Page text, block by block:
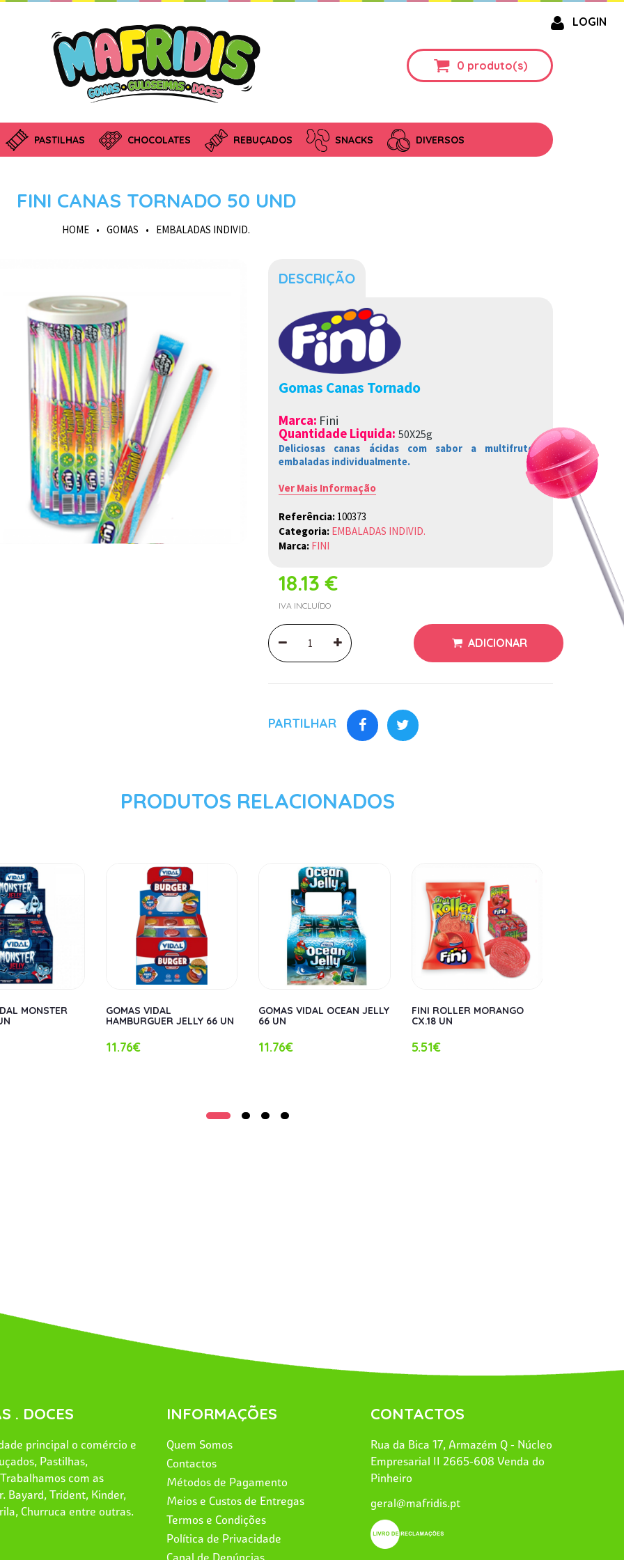
LOGIN
0 produto(s)
PASTILHAS CHOCOLATES REBUÇADOS SNACKS DIVERSOS
FINI CANAS TORNADO 50 UND
HOME • GOMAS • EMBALADAS INDIVID.
DESCRIÇÃO
Gomas Canas Tornado
Marca: Fini
Quantidade Liquida:50X25g
Deliciosas canas ácidas com sabor a multifrutos,
embaladas individualmente.
Ver Mais Informação
Referência: 100373
Categoria: EMBALADAS INDIVID.
Marca: FINI
18.13 €
IVA INCLUÍDO
ADICIONAR
PARTILHAR
PRODUTOS RELACIONADOS
MONSTER
GOMAS VIDAL
HAMBURGUER JELLY 66 UN
11.76€
GOMAS VIDAL OCEAN JELLY
66 UN
11.76€
FINI ROLLER MORANGO
CX.18 UN
5.51€
. DOCES
principal o comércio e
Pastilhas,
com as
Bayard, Trident, Kinder,
Churruca entre outras.
INFORMAÇÕES
Quem Somos
Contactos
Métodos de Pagamento
Meios e Custos de Entregas
Termos e Condições
Política de Privacidade
Canal de Denúncias
CONTACTOS
Rua da Bica 17, Armazém Q - Núcleo
Empresarial II 2665-608 Venda do
Pinheiro
geral@mafridis.pt